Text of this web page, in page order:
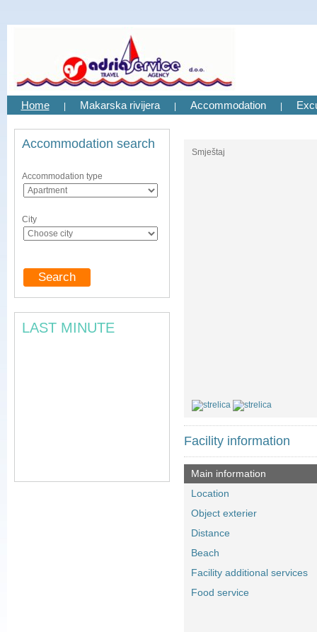
Home Makarska rivijera Accommodation
Accommodation search
Accommodation type
City
LAST MINUTE
Smještaj
Facility information
Main information
Location
Object exterier
Distance
Beach
Facility additional services
Food service